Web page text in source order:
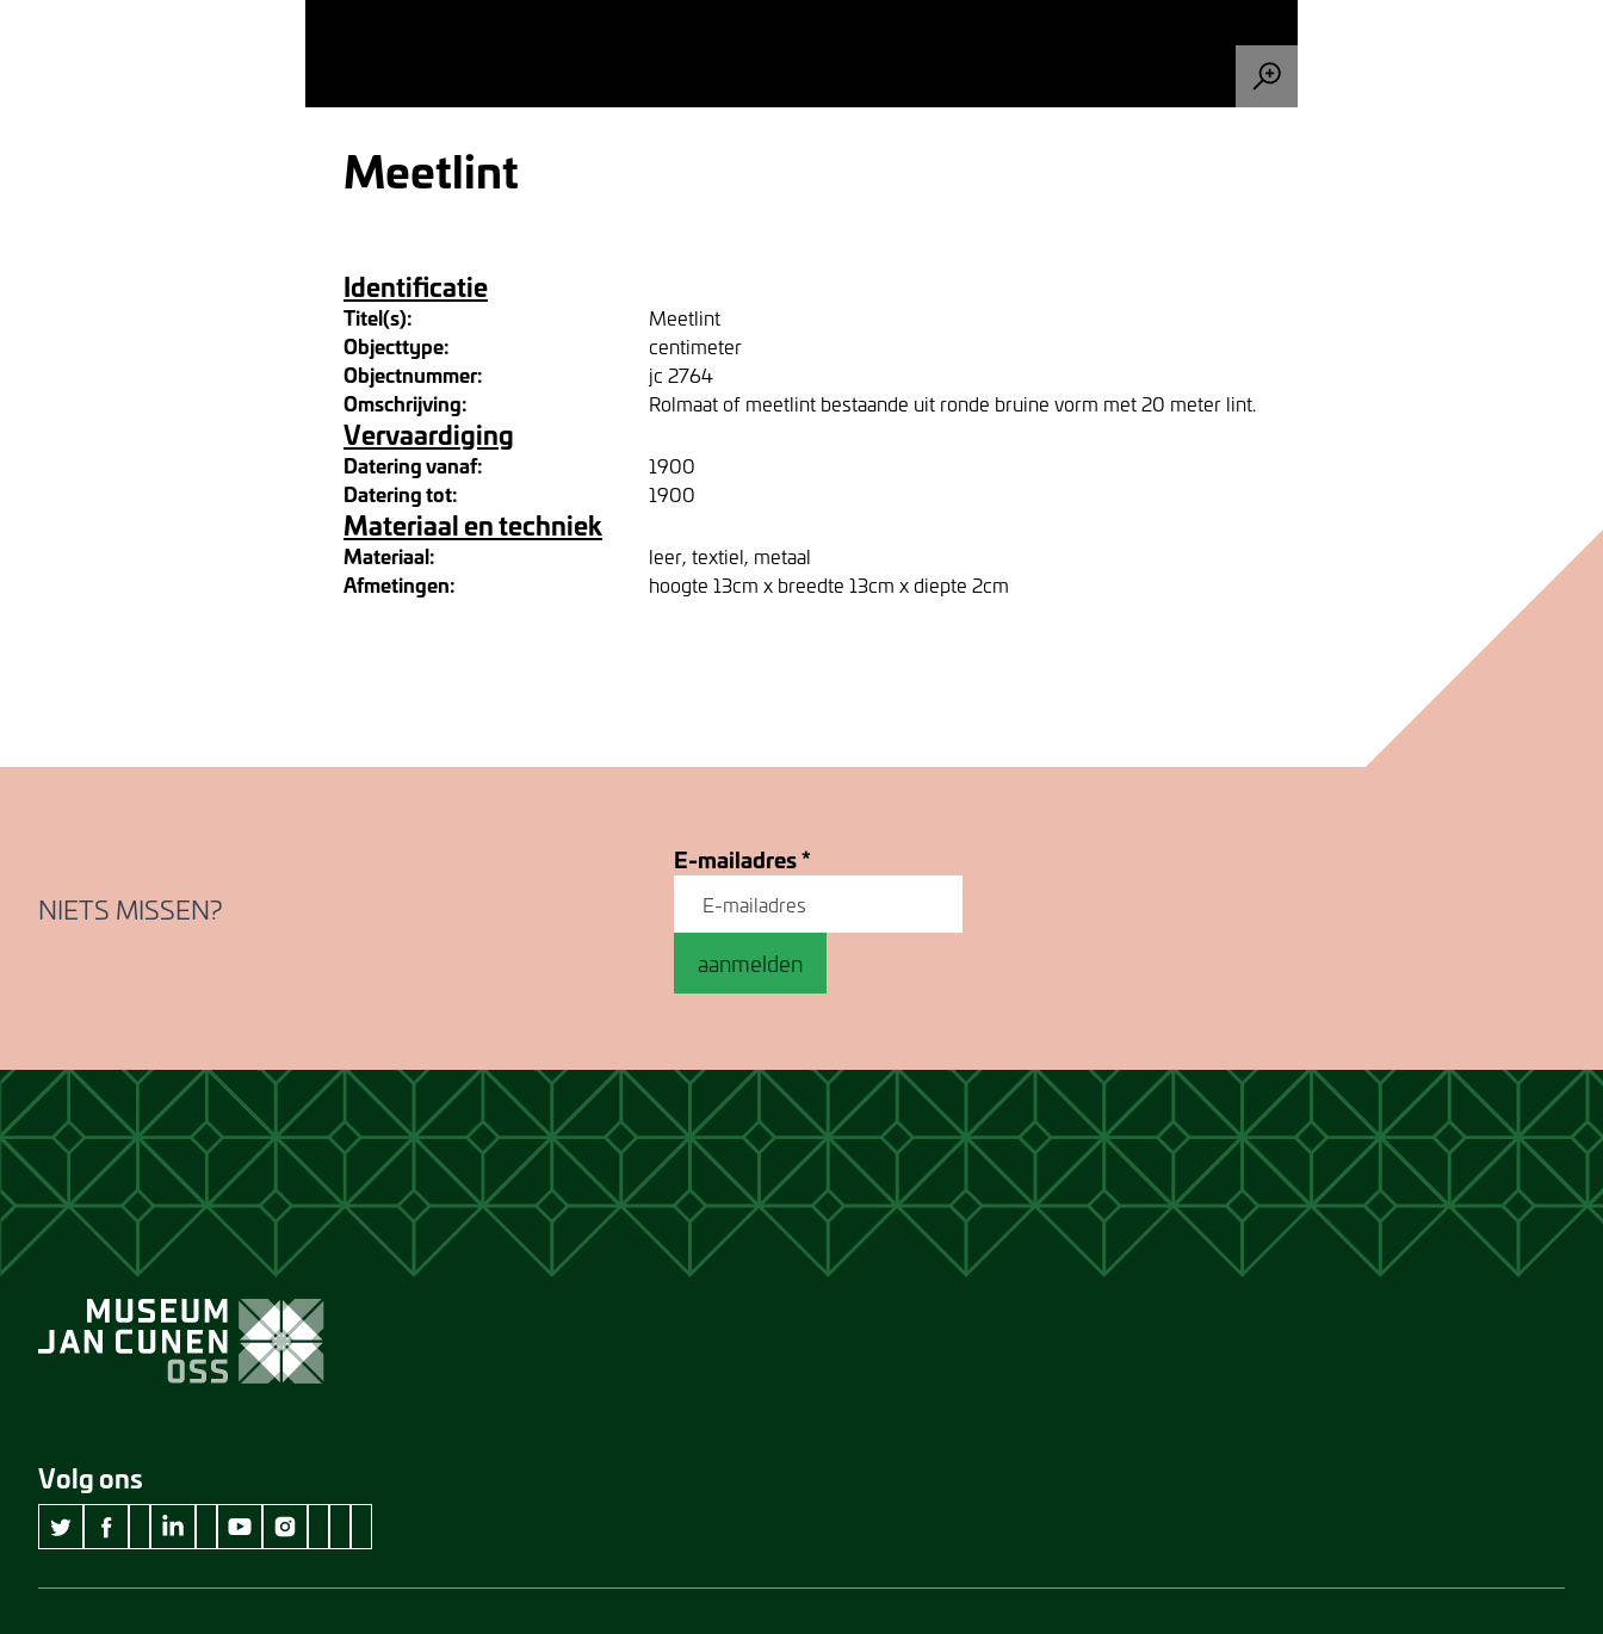
Meetlint
Identificatie
Titel(s): Meetlint
Objecttype: centimeter
Objectnummer: jc 2764
Omschrijving: Rolmaat of meetlint bestaande uit ronde bruine vorm met 20 meter lint.
Vervaardiging
Datering vanaf: 1900
Datering tot: 1900
Materiaal en techniek
Materiaal: leer, textiel, metaal
Afmetingen: hoogte 13cm x breedte 13cm x diepte 2cm
NIETS MISSEN?
E-mailadres*
aanmelden
Volg ons
twitter Museum Jan Cunen
facebook Museum Jan Cunen
wikipedia Museum Jan Cunen
linkedin Museum Jan Cunen
googleplus Museum Jan Cunen
youtube Museum Jan Cunen
instagram Museum Jan Cunen